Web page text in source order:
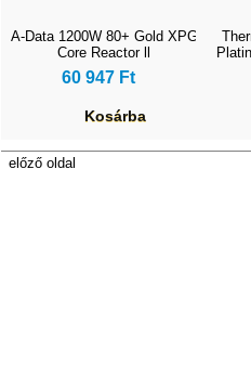
A-Data 1200W 80+ Gold XPG
Core Reactor ll
60 947 Ft
Kosárba
előző oldal